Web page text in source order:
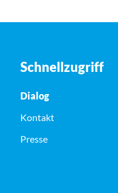
Schnellzugriff
Dialog
Kontakt
Presse